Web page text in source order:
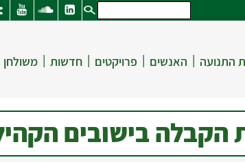
התנועה | האנשים | פרויקטים | חדשות |
הקבלה בישובים